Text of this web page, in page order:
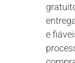
e